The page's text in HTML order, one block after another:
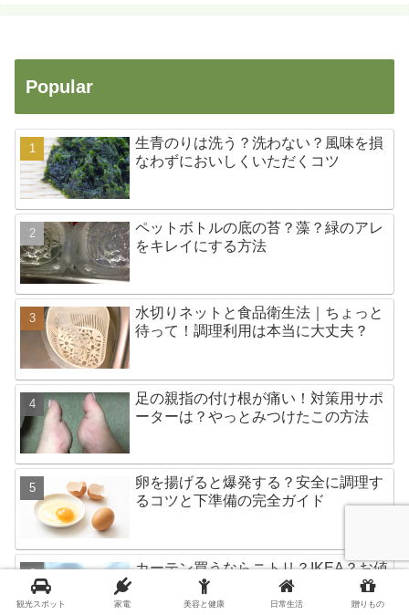
Popular
生青のりは洗う？洗わない？風味を損
なわずにおいしくいただくコツ
ペットボトルの底の苔？藻？緑のアレ
をキレイにする方法
水切りネットと食品衛生法｜ちょっと
待って！調理利用は本当に大丈夫？
足の親指の付け根が痛い！対策用サポ
ーターは？やっとみつけたこの方法
卵を揚げると爆発する？安全に調理す
るコツと下準備の完全ガイド
カーテン買うならニトリ？IKEA？お値
段以上なのはどっち？
観光スポット 家電 美容と健康 日常生活 贈りもの